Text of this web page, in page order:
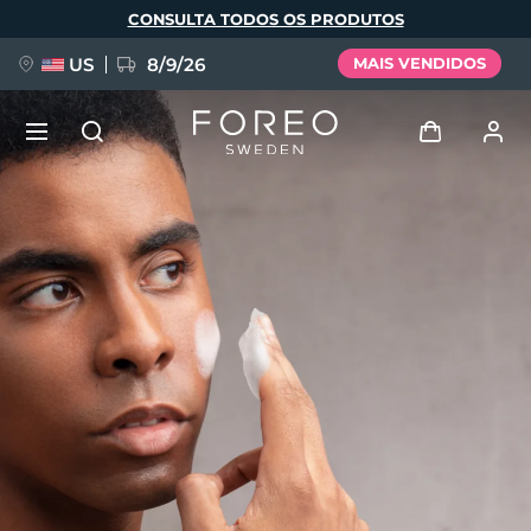
principal
CONSULTA TODOS OS PRODUTOS
US 8/9/26 MAIS VENDIDOS
As minhas subscrições
NOVIDADE
FAQ™ Pure Beauty-Tech Elixir
BREAKING NEWS
issa™ Teeth Whitening Set
Idioma
English Deutsch
Français
Italiano
Polski
Svenska
Türkçe
简体中文